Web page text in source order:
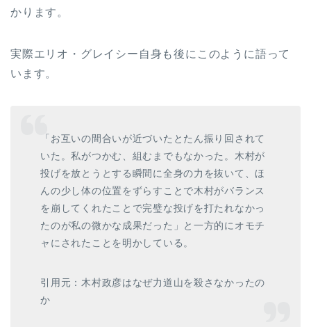
かります。
実際エリオ・グレイシー自身も後にこのように語って
います。
「お互いの間合いが近づいたとたん振り回されて
いた。私がつかむ、組むまでもなかった。木村が
投げを放とうとする瞬間に全身の力を抜いて、ほ
んの少し体の位置をずらすことで木村がバランス
を崩してくれたことで完璧な投げを打たれなかっ
たのが私の微かな成果だった」と一方的にオモチ
ャにされたことを明かしている。
引用元：木村政彦はなぜ力道山を殺さなかったの
か